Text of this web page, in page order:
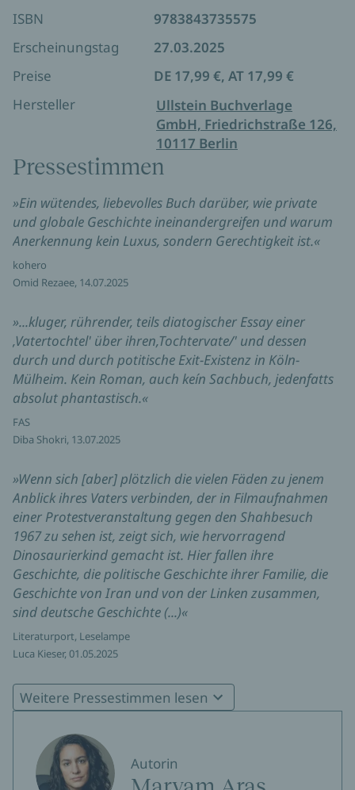
gehen, nie existiert hat.
ISBN
9783843735575
Erscheinungstag
27.03.2025
Preise
DE 17,99 €, AT 17,99 €
Hersteller
Ullstein Buchverlage
GmbH, Friedrichstraße 126,
10117 Berlin
Pressestimmen
»Ein wütendes, liebevolles Buch darüber, wie private
und globale Geschichte ineinandergreifen und warum
Anerkennung kein Luxus, sondern Gerechtigkeit ist.«
kohero
Omid Rezaee, 14.07.2025
»...kluger, rührender, teils diatogischer Essay einer
,Vatertochtel' über ihren,Tochtervate/' und dessen
durch und durch potitische Exit-Existenz in Köln-
Mülheim. Kein Roman, auch keín Sachbuch, jedenfatts
absolut phantastisch.«
FAS
Diba Shokri, 13.07.2025
»Wenn sich [aber] plötzlich die vielen Fäden zu jenem
Anblick ihres Vaters verbinden, der in Filmaufnahmen
einer Protestveranstaltung gegen den Shahbesuch
1967 zu sehen ist, zeigt sich, wie hervorragend
Dinosaurierkind gemacht ist. Hier fallen ihre
Geschichte, die politische Geschichte ihrer Familie, die
Geschichte von Iran und von der Linken zusammen,
sind deutsche Geschichte (...)«
Literaturport, Leselampe
Luca Kieser, 01.05.2025
»Sprachlich herausragend«
Anna von Rath, 24.04.2025
Weitere Pressestimmen lesen
Autorin